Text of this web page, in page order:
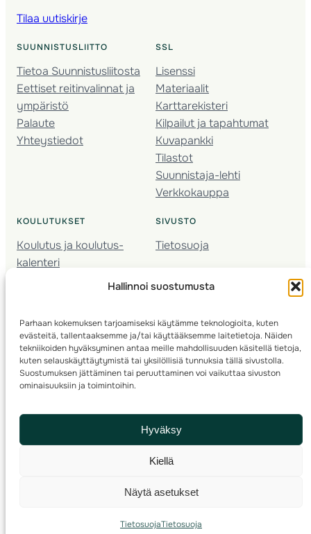
Hallinnoi suostumusta
Parhaan kokemuksen tarjoamiseksi käytämme teknologioita, kuten
evästeitä, tallentaaksemme ja/tai käyttääksemme laitetietoja. Näiden
tekniikoiden hyväksyminen antaa meille mahdollisuuden käsitellä tietoja,
kuten selauskäyttäytymistä tai yksilöllisiä tunnuksia tällä sivustolla.
Suostumuksen jättäminen tai peruuttaminen voi vaikuttaa sivuston
ominaisuuksiin ja toimintoihin.
Hyväksy
Kiellä
Näytä asetukset
TietosuojaTietosuoja
Tilaa uutiskirje
SUUNNISTUSLIITTO
Tietoa Suunnistusliitosta
Eettiset reitinvalinnat ja
ympäristö
Palaute
Yhteystiedot
SSL
Lisenssi
Materiaalit
Karttarekisteri
Kilpailut ja tapahtumat
Kuvapankki
Tilastot
Suunnistaja-lehti
Verkkokauppa
KOULUTUKSET
Koulutus ja koulutus­
kalenteri
Nuorison koulutukset
Kartoitus
Ratamestari
SIVUSTO
Tietosuoja
© 2025 ·Suomen Suunnistusliitto· Valimotie 10, 00380 Helsinki, Finland
info(a)suunnistusliitto.fi,Rastilipun asiat: rastilippu(a)suunnistusliitto.fi
Kilpailut ja kuntorastit – Rastilippu:::Rastilipun ohjeet